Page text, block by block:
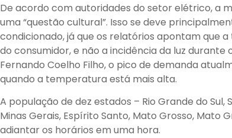
De acordo com autoridades do setor elétrico, a
uma “questão cultural”. Isso se deve
condicionado, já que os relatórios apontam que
do consumidor, e não a incidência da luz durante
Fernando Coelho Filho, o pico de demanda
quando a temperatura está mais alta.
A população de dez estados – Rio Grande do Sul,
Minas Gerais, Espírito Santo, Mato Grosso, Mato
adiantar os horários em uma hora.